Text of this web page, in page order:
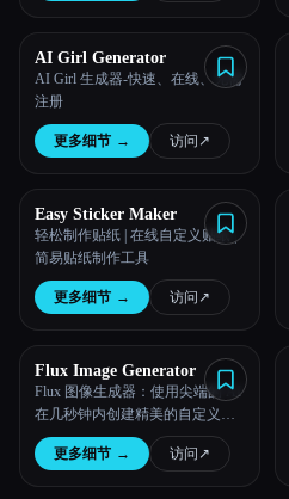
AI Girl Generator
AI Girl 生成器-快速、在线、无需
注册
更多细节 → 访问 ↗︎
Easy Sticker Maker
轻松制作贴纸 | 在线自定义贴纸 |
简易贴纸制作工具
更多细节 → 访问 ↗︎
Flux Image Generator
Flux 图像生成器：使用尖端的 AI
在几秒钟内创建精美的自定义图
像。
更多细节 → 访问 ↗︎